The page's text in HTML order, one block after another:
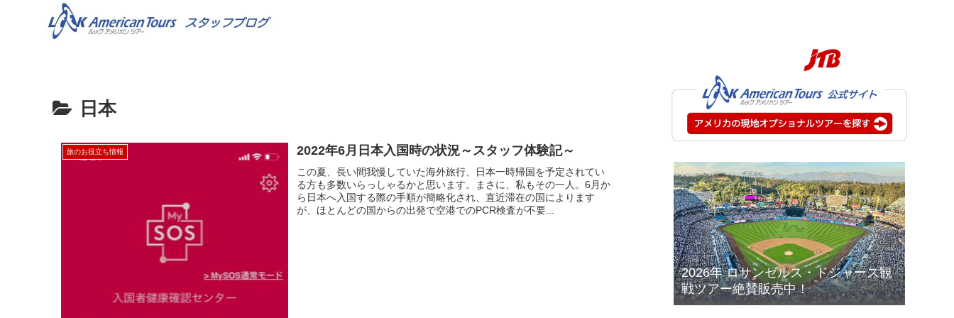
日本
旅のお役立ち情報 2022年6月日本入国時の状況～スタッフ体験記～
この夏、長い間我慢していた海外旅行、日本一時帰国を予定されてい
る方も多数いらっしゃるかと思います。まさに、私もその一人。6月か
ら日本へ入国する際の手順が簡略化され、直近滞在の国によります
が、ほとんどの国からの出発で空港でのPCR検査が不要...
2026年 ロサンゼルス・ドジャース観
戦ツアー絶賛販売中！